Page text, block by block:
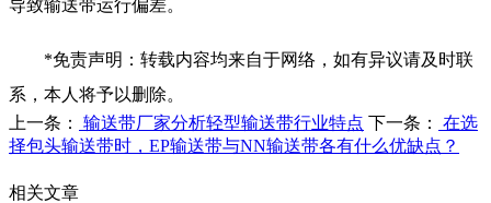
导致输送带运行偏差。
*免责声明：转载内容均来自于网络，如有异议请及时联
系，本人将予以删除。
上一条：
输送带厂家分析轻型输送带行业特点 下一条：
在选
择包头输送带时，EP输送带与NN输送带各有什么优缺点？
相关文章